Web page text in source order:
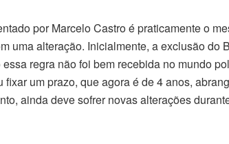
por Marcelo Castro é praticamente o
uma alteração. Inicialmente, a exclusão do
regra não foi bem recebida no mundo
um prazo, que agora é de 4 anos,
ainda deve sofrer novas alterações